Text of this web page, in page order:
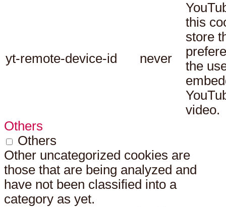
yt-remote-device-id never
this
store
the
video.
Others
Others
Other uncategorized cookies are
those that are being analyzed and
have not been classified into a
category as yet.